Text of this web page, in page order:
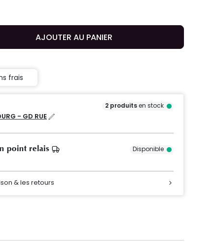
AJOUTER AU PANIER
frais
2 produitsen stock
- GD RUE
point relais Disponible
& les retours